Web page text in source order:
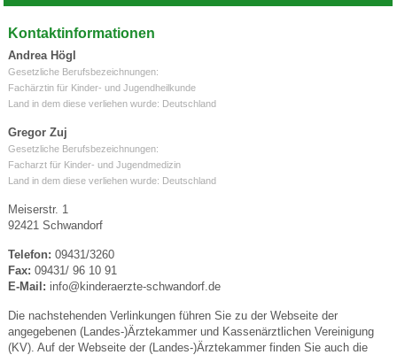
Kontaktinformationen
Andrea Högl
Gesetzliche Berufsbezeichnungen:
Fachärztin für Kinder- und Jugendheilkunde
Land in dem diese verliehen wurde: Deutschland
Gregor Zuj
Gesetzliche Berufsbezeichnungen:
Facharzt für Kinder- und Jugendmedizin
Land in dem diese verliehen wurde: Deutschland
Meiserstr. 1
92421 Schwandorf
Telefon: 09431/3260
Fax: 09431/ 96 10 91
E-Mail: info@kinderaerzte-schwandorf.de
Die nachstehenden Verlinkungen führen Sie zu der Webseite der
angegebenen (Landes-)Ärztekammer und Kassenärztlichen Vereinigung
(KV). Auf der Webseite der (Landes-)Ärztekammer finden Sie auch die